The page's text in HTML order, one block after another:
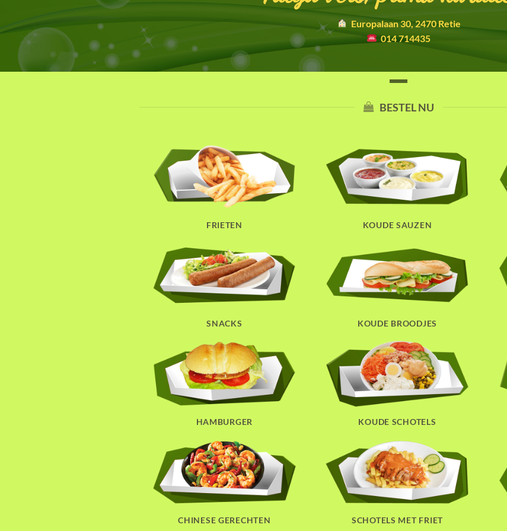
Europalaan 30, 2470 Retie
014 714435
BESTEL NU
FRIETEN KOUDE SAUZEN
SNACKS KOUDE BROODJES
HAMBURGER KOUDE SCHOTELS
CHINESE GERECHTEN SCHOTELS MET FRIET